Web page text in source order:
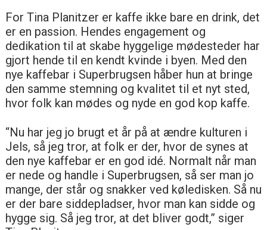
For Tina Planitzer er kaffe ikke bare en drink, det
er en passion. Hendes engagement og
dedikation til at skabe hyggelige mødesteder har
gjort hende til en kendt kvinde i byen. Med den
nye kaffebar i Superbrugsen håber hun at bringe
den samme stemning og kvalitet til et nyt sted,
hvor folk kan mødes og nyde en god kop kaffe.
“Nu har jeg jo brugt et år på at ændre kulturen i
Jels, så jeg tror, at folk er der, hvor de synes at
den nye kaffebar er en god idé. Normalt når man
er nede og handle i Superbrugsen, så ser man jo
mange, der står og snakker ved køledisken. Så nu
er der bare siddepladser, hvor man kan sidde og
hygge sig. Så jeg tror, at det bliver godt,” siger